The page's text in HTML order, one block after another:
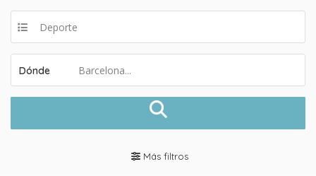
Deporte
Dónde Barcelona...
Más filtros